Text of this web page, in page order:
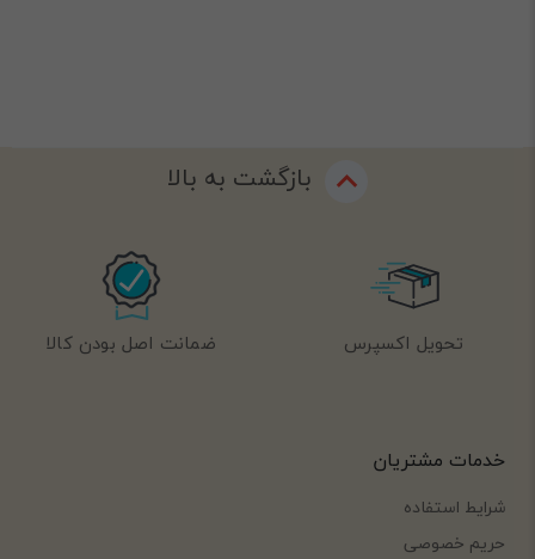
بازگشت به بالا
تحویل اکسپرس ضمانت اصل بودن کالا
خدمات مشتریان
شرایط استفاده
حریم خصوصی